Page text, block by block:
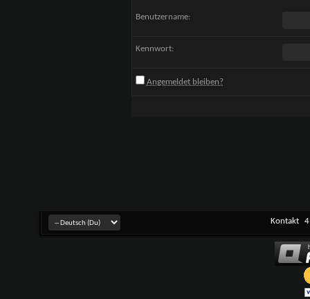
Benutzername:
Kennwort:
Angemeldet bleiben?
Kontakt